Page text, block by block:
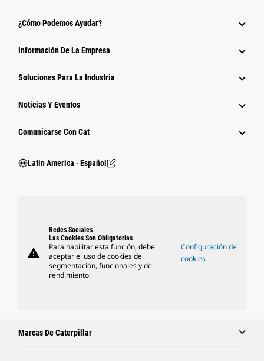
¿Cómo Podemos Ayudar?
Información De La Empresa
Soluciones Para La Industria
Noticias Y Eventos
Comunicarse Con Cat
Latin America ‧ Español
warning
Redes Sociales
Las Cookies Son Obligatorias
Para habilitar esta función, debe
aceptar el uso de cookies de
segmentación, funcionales y de
rendimiento.
Configuración de
cookies
Marcas De Caterpillar